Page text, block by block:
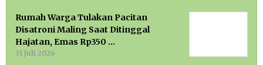
Rumah Warga Tulakan Pacitan
Disatroni Maling Saat Ditinggal
Hajatan, Emas Rp350 …
31 Juli 2026